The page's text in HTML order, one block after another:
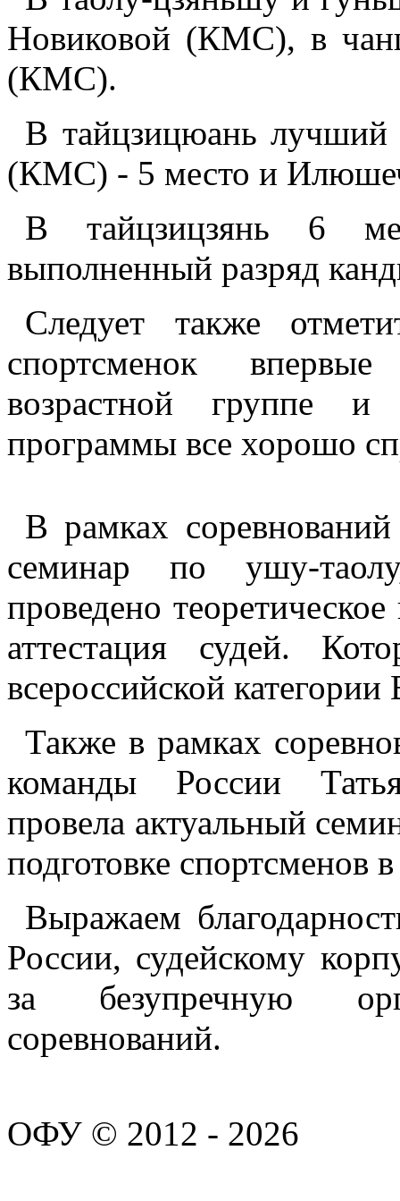
Новиковой (КМС), в
(КМС).
В тайцзицюань лучший
(КМС) - 5 место и
В тайцзицзянь 6
выполненный разряд
Следует также
спортсменок
возрастной группе
программы все хорошо
В рамках
семинар по ушу-
проведено
аттестация судей.
всероссийской категории
Также в рамках
команды России
провела актуальный
подготовке спортсменов
Выражаем
России, судейскому
за безупречную
соревнований.
ОФУ © 2012 - 2026